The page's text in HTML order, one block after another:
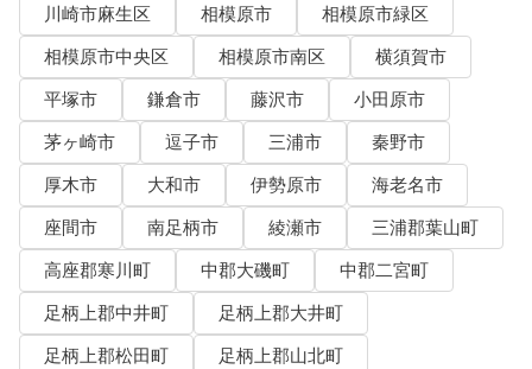
川崎市麻生区
相模原市
相模原市緑区
相模原市中央区
相模原市南区
横須賀市
平塚市
鎌倉市 藤沢市
小田原市
茅ヶ崎市
逗子市 三浦市
秦野市
厚木市
大和市 伊勢原市
海老名市
座間市
南足柄市 綾瀬市
三浦郡葉山町
高座郡寒川町
中郡大磯町
中郡二宮町
足柄上郡中井町
足柄上郡大井町
足柄上郡松田町
足柄上郡山北町